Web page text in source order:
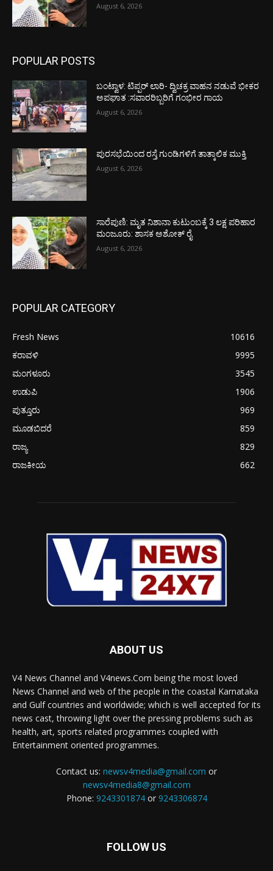
August 6, 2026
POPULAR POSTS
ಬಂಟ್ವಾಳ: ಟಿಪ್ಪರ್ ಲಾರಿ- ದ್ವಿಚಕ್ರ ವಾಹನ ನಡುವೆ ಭೀಕರ
ಅಪಘಾತ :ಸವಾರರಿಬ್ಬರಿಗೆ ಗಂಭೀರ ಗಾಯ
August 6, 2026
ಪುರಸಭೆಯಿಂದ ರಸ್ತೆ ಗುಂಡಿಗಳಿಗೆ ತಾತ್ಕಾಲಿಕ ಮುಕ್ತಿ
August 6, 2026
ಸಾರೆಪುಣಿ: ಮೃತ ನಿಶಾನಾ ಕುಟುಂಬಕ್ಕೆ 3 ಲಕ್ಷ ಪರಿಹಾರ
ಮಂಜೂರು: ಶಾಸಕ ಅಶೋಕ್ ರೈ
August 6, 2026
POPULAR CATEGORY
Fresh News
10616
ಕರಾವಳಿ
9995
ಮಂಗಳೂರು
3545
ಉಡುಪಿ
1906
ಪುತ್ತೂರು
969
ಮೂಡಬಿದರೆ
859
ರಾಜ್ಯ
829
ರಾಜಕೀಯ
662
ABOUT US
V4 News Channel and V4news.Com being the most loved
News Channel and web of the people in the coastal Karnataka
and Gulf countries and worldwide; which is well accepted for its
news cast, throwing light over the pressing problems such as
health, art, sports related programmes coupled with
Entertainment oriented programmes.
Contact us: newsv4media@gmail.com or
newsv4media8@gmail.com
Phone: 9243301874or 9243306874
FOLLOW US